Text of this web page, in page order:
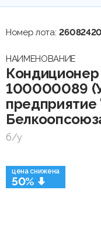
цена снижена
50%
Номер лота:
НАИМЕНОВАНИЕ
Кондиционер
100000089
б/у